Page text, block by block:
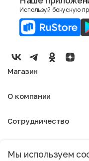
E-mail
Мужской
Женский
Мы используем
Москва
Используй бонусную
Магазин
Мужское
О компании
Отзывы
Магазины
Сотрудничество
Реклама